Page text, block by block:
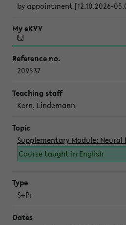
by appointment [12.10.2026-
209537
Kern, Lindemann
Supplementary Module: Neural
Course taught in English
S+Pr